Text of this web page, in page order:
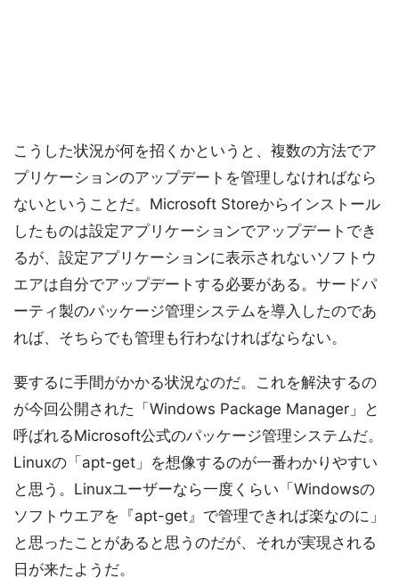
こうした状況が何を招くかというと、複数の方法でア
プリケーションのアップデートを管理しなければなら
ないということだ。Microsoft Storeからインストール
したものは設定アプリケーションでアップデートでき
るが、設定アプリケーションに表示されないソフトウ
エアは自分でアップデートする必要がある。サードパ
ーティ製のパッケージ管理システムを導入したのであ
れば、そちらでも管理も行わなければならない。
要するに手間がかかる状況なのだ。これを解決するの
が今回公開された「Windows Package Manager」と
呼ばれるMicrosoft公式のパッケージ管理システムだ。
Linuxの「apt-get」を想像するのが一番わかりやすい
と思う。Linuxユーザーなら一度くらい「Windowsの
ソフトウエアを『apt-get』で管理できれば楽なのに」
と思ったことがあると思うのだが、それが実現される
日が来たようだ。